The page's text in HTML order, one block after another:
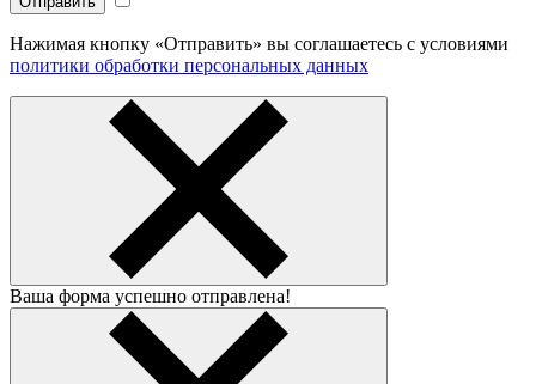
Нажимая кнопку «Отправить» вы соглашаетесь с условиями
политики обработки персональных данных
Ваша форма успешно отправлена!